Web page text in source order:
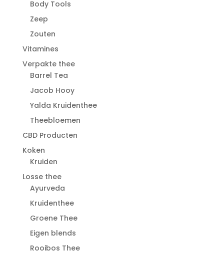
Body Tools
Zeep
Zouten
Vitamines
Verpakte thee
Barrel Tea
Jacob Hooy
Yalda Kruidenthee
Theebloemen
CBD Producten
Koken
Kruiden
Losse thee
Ayurveda
Kruidenthee
Groene Thee
Eigen blends
Rooibos Thee